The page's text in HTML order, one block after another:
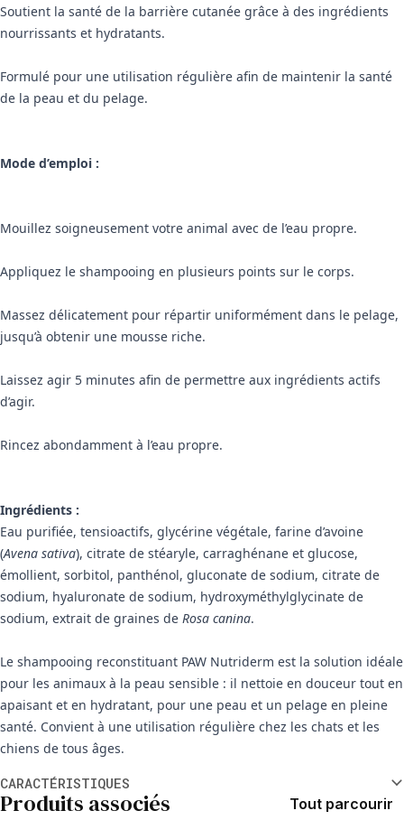
Soutient la santé de la barrière cutanée grâce à des ingrédients
nourrissants et hydratants.
Formulé pour une utilisation régulière afin de maintenir la santé
de la peau et du pelage.
Mode d’emploi :
Mouillez soigneusement votre animal avec de l’eau propre.
Appliquez le shampooing en plusieurs points sur le corps.
Massez délicatement pour répartir uniformément dans le pelage,
jusqu’à obtenir une mousse riche.
Laissez agir 5 minutes afin de permettre aux ingrédients actifs
d’agir.
Rincez abondamment à l’eau propre.
Ingrédients :
Eau purifiée, tensioactifs, glycérine végétale, farine d’avoine
(Avena sativa), citrate de stéaryle, carraghénane et glucose,
émollient, sorbitol, panthénol, gluconate de sodium, citrate de
sodium, hyaluronate de sodium, hydroxyméthylglycinate de
sodium, extrait de graines de Rosa canina.
Le shampooing reconstituant PAW Nutriderm est la solution idéale
pour les animaux à la peau sensible : il nettoie en douceur tout en
apaisant et en hydratant, pour une peau et un pelage en pleine
santé. Convient à une utilisation régulière chez les chats et les
chiens de tous âges.
CARACTÉRISTIQUES
Produits associés Tout parcourir